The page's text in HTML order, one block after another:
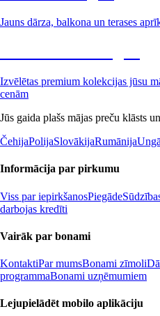
Jauns dārza, balkona un terases
Izvēlētas premium kolekcijas jūsu
cenām
Jūs gaida plašs mājas preču klāsts
ČehijaPolijaSlovākijaRumānija
Informācija par pirkumu
Viss par iepirkšanosPiegāde
darbojas kredīti
Vairāk par bonami
KontaktiPar mumsBonami zīmoli
programmaBonami uzņēmumiem
Lejupielādēt mobilo aplikāciju